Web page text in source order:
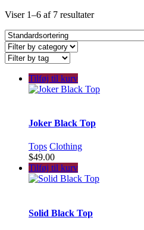
Viser 1–6 af 7 resultater
Tilføj til kurv
Joker Black Top
Tops Clothing
$49.00
Tilføj til kurv
Solid Black Top